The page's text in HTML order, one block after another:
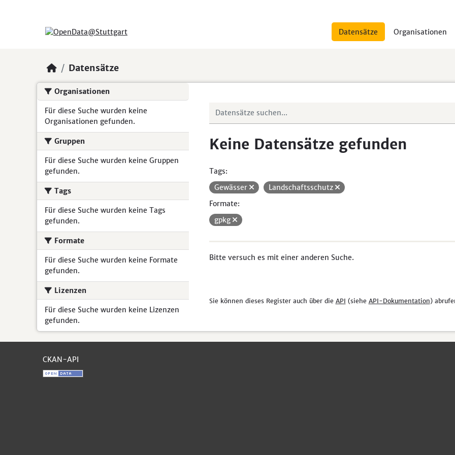
Datensätze Organisationen
Datensätze
Organisationen
Für diese Suche wurden keine
Organisationen gefunden.
Gruppen
Für diese Suche wurden keine Gruppen
gefunden.
Tags
Für diese Suche wurden keine Tags
gefunden.
Formate
Für diese Suche wurden keine Formate
gefunden.
Lizenzen
Für diese Suche wurden keine Lizenzen
gefunden.
Keine Datensätze gefunden
Tags:
Gewässer
Landschaftsschutz
Formate:
gpkg
Bitte versuch es mit einer anderen Suche.
Sie können dieses Register auch über die API (siehe API-Dokumentation)
CKAN-API